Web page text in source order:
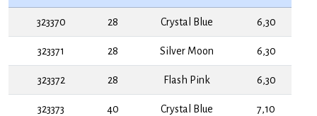
323370 28 Crystal Blue 6,30
323371 28 Silver Moon 6,30
323372 28 Flash Pink 6,30
323373 40 Crystal Blue 7,10